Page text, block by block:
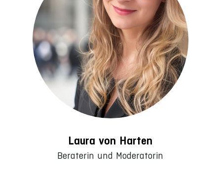
Laura von Harten
Beraterin und Moderatorin